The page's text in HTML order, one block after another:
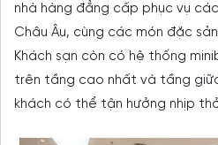
nhà hàng đẳng cấp phục vụ
Châu Âu, cùng các món đặc
Khách sạn còn có hệ thống
trên tầng cao nhất và tầng
khách có thể tận hưởng nhịp